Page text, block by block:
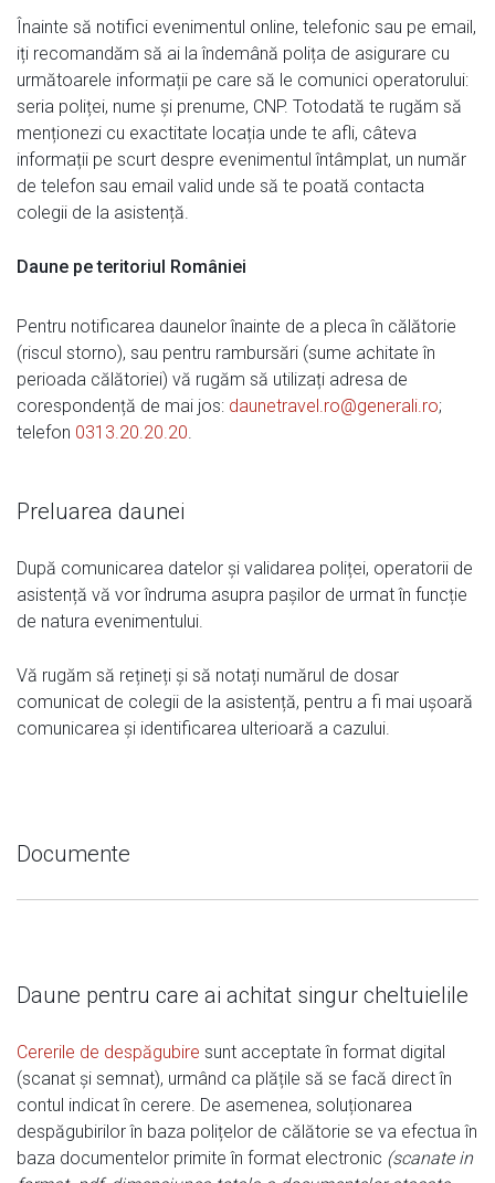
Înainte să notifici evenimentul online, telefonic sau pe email,
iți recomandăm să ai la îndemână polița de asigurare cu
următoarele informații pe care să le comunici operatorului:
seria poliței, nume și prenume, CNP. Totodată te rugăm să
menționezi cu exactitate locația unde te afli, câteva
informații pe scurt despre evenimentul întâmplat, un număr
de telefon sau email valid unde să te poată contacta
colegii de la asistență.
Daune pe teritoriul României
Pentru notificarea daunelor înainte de a pleca în călătorie
(riscul storno), sau pentru rambursări (sume achitate în
perioada călătoriei) vă rugăm să utilizați adresa de
corespondență de mai jos: daunetravel.ro@generali.ro;
telefon 0313.20.20.20.
Preluarea daunei
După comunicarea datelor și validarea poliței, operatorii de
asistență vă vor îndruma asupra pașilor de urmat în funcție
de natura evenimentului.
Vă rugăm să rețineți și să notați numărul de dosar
comunicat de colegii de la asistență, pentru a fi mai ușoară
comunicarea și identificarea ulterioară a cazului.
Documente
Daune pentru care ai achitat singur cheltuielile
Cererile de despăgubire sunt acceptate în format digital
(scanat și semnat), urmând ca plățile să se facă direct în
contul indicat în cerere. De asemenea, soluționarea
despăgubirilor în baza polițelor de călătorie se va efectua în
baza documentelor primite în format electronic (scanate in